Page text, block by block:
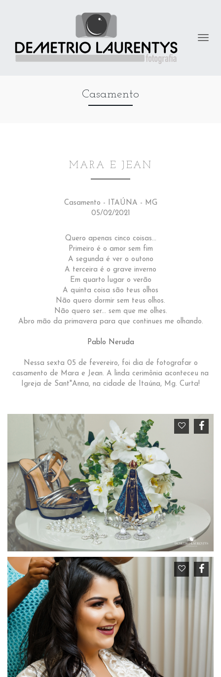
Casamento
MARA E JEAN
Casamento - ITAÚNA - MG
05/02/2021
Quero apenas cinco coisas...
Primeiro é o amor sem fim
A segunda é ver o outono
A terceira é o grave inverno
Em quarto lugar o verão
A quinta coisa são teus olhos
Não quero dormir sem teus olhos.
Não quero ser... sem que me olhes.
Abro mão da primavera para que continues me olhando.
Pablo Neruda
Nessa sexta 05 de fevereiro, foi dia de fotografar o
casamento de Mara e Jean. A linda cerimônia aconteceu na
Igreja de Sant"Anna, na cidade de Itaúna, Mg. Curta!